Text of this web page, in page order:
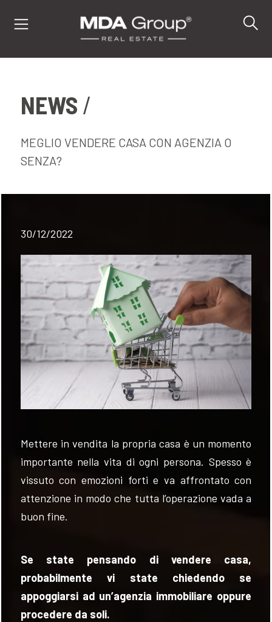
NEWS
MEGLIO VENDERE CASA CON AGENZIA O
SENZA?
30/12/2022
Mettere in vendita la propria casa è un momento
importante nella vita di ogni persona. Spesso è
vissuto con emozioni forti e va affrontato con
attenzione in modoche tutta l’operazione vada a
buon fine.
Se state pensando di vendere casa,
probabilmente vi state chiedendose
appoggiarsi ad un’agenzia immobiliare oppure
procedere da soli.
VALUTA
NEWS
AZIENDA
CONTATTI
AWARDS